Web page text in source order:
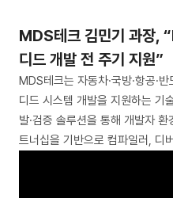
MDS테크 김민기 과장,
디드 개발 전 주기 지원”
MDS테크는 자동차·국방·항공·
디드 시스템 개발을 지원하는 기
발·검증 솔루션을 통해 개발자
트너십을 기반으로 컴파일러,